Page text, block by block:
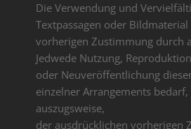
Die Verwendung und
Textpassagen oder
vorherigen Zustimmung durch
Jedwede Nutzung,
oder Neuveröffentlichung
einzelner Arrangements bedarf,
auszugsweise,
der ausdrücklichen vorherigen